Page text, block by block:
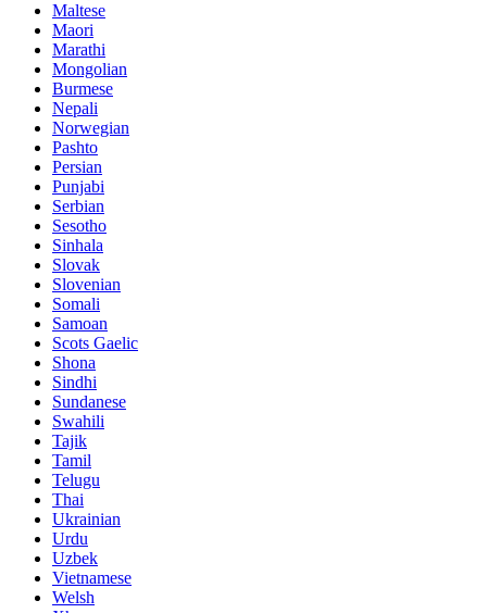
Maltese
Maori
Marathi
Mongolian
Burmese
Nepali
Norwegian
Pashto
Persian
Punjabi
Serbian
Sesotho
Sinhala
Slovak
Slovenian
Somali
Samoan
Scots Gaelic
Shona
Sindhi
Sundanese
Swahili
Tajik
Tamil
Telugu
Thai
Ukrainian
Urdu
Uzbek
Vietnamese
Welsh